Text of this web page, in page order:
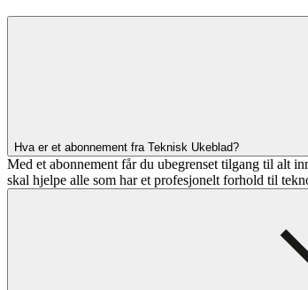
Hva er et abonnement fra Teknisk Ukeblad?
Med et abonnement får du ubegrenset tilgang til alt
skal hjelpe alle som har et profesjonelt forhold til